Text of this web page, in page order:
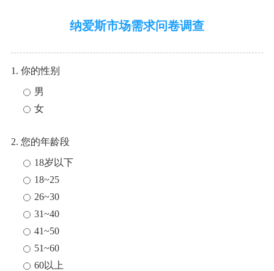
纳爱斯市场需求问卷调查
1. 你的性别
男
女
2. 您的年龄段
18岁以下
18~25
26~30
31~40
41~50
51~60
60以上